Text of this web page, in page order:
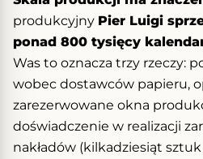
produkcyjny Pier Luigi
ponad 800 tysięcy
Was to oznacza trzy rzeczy:
wobec dostawców papieru,
zarezerwowane okna
doświadczenie w realizacji
nakładów (kilkadziesiąt